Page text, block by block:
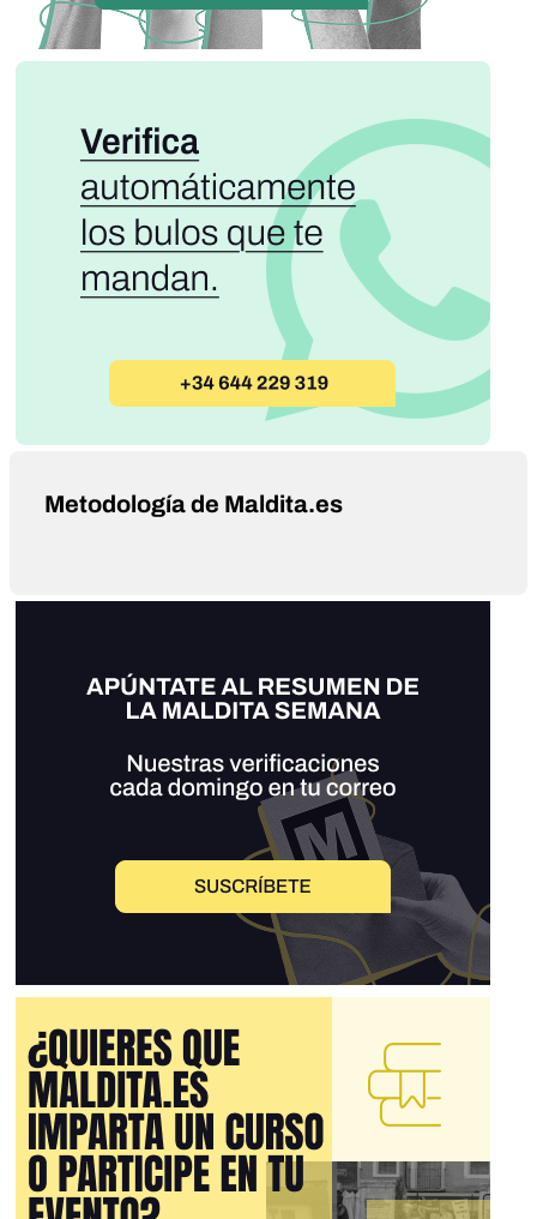
Metodología de Maldita.es